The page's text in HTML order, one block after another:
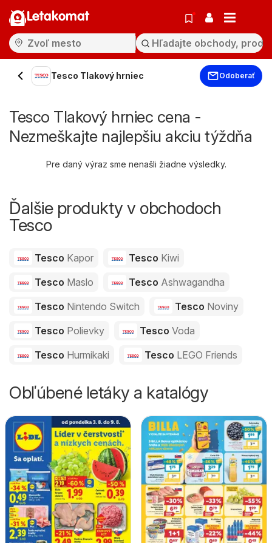
Letakomat
Tesco Tlakový hrniec Odoberať
Tesco Tlakový hrniec cena -
Nezmeškajte najlepšiu akciu týždňa
Pre daný výraz sme nenašli žiadne výsledky.
Ďalšie produkty v obchodoch
Tesco
Tesco Kapor Tesco Kiwi
Tesco Maslo Tesco Ashwagandha
Tesco Nintendo Switch Tesco Noviny
Tesco Polievky Tesco Voda
Tesco Hurmikaki Tesco LEGO Friends
Obľúbené letáky a katalógy